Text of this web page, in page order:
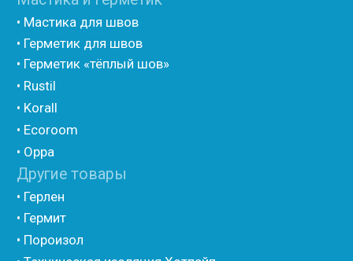
• Уплотнительный шнур HOT ROD XL
• ПСУЛ
• Ultima
• Дихтунгсбанд
• Фиброволокно
• Уголки
• Евроблок Isodom
• Евроблок Penoterm
• Евроблок Стенофон